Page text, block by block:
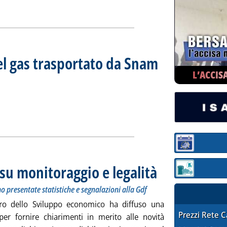
trasportato da Snam
30 maggio 2019
alle 14.23.
del gas trasportato da Snam Rete Gas'
monitoraggio e legalità . Sottotitolo: Convocato il
. Pubblicata venerdì 31
presentate statistiche e segnalazioni alla Gdf
dello Sviluppo economico ha diffuso una
fornire chiarimenti in merito alle novità
Sezione:
Sezione:
Prezzi Rete